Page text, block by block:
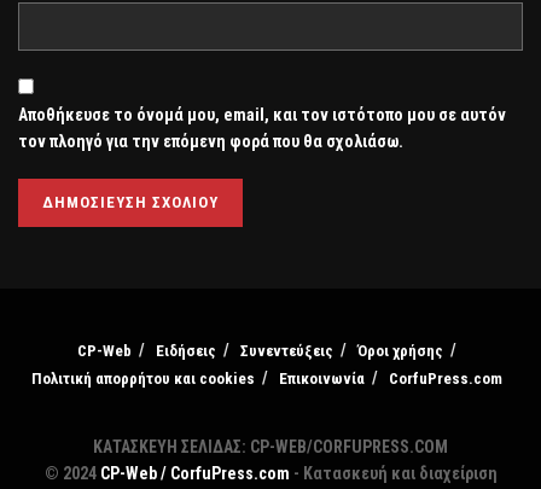
Αποθήκευσε το όνομά μου, email, και τον ιστότοπο μου σε αυτόν
τον πλοηγό για την επόμενη φορά που θα σχολιάσω.
CP-Web Ειδήσεις Συνεντεύξεις
Όροι χρήσης
Πολιτική απορρήτου και cookies
Επικοινωνία CorfuPress.com
ΚΑΤΑΣΚΕΥΗ ΣΕΛΙΔΑΣ: CP-WEB/CORFUPRESS.COM
© 2024 CP-Web / CorfuPress.com - Κατασκευή και διαχείριση